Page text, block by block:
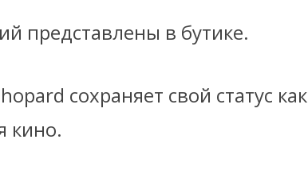
представлены в бутике.
сохраняет свой статус как
кино.